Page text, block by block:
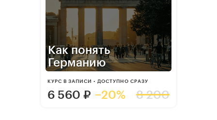
Как понять
Германию
КУРС В ЗАПИСИ • ДОСТУПНО СРАЗУ
6 560 ₽ −20% 8 200